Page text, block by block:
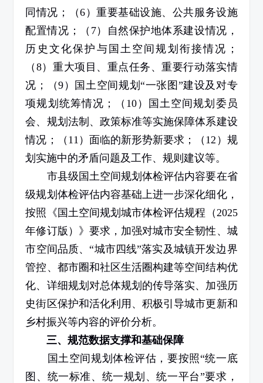
同情况；（6 ）重要基础设施、公共服务设施
配置情况；（ 7）自然保护地体系建设情况，
历史文化保护与国土空间规划衔接情况；
（ 8）重大项目、重点任务、重要行动落实情
况；（9 ）国土空间规划“一张图”建设及对专
项规划统筹情况；（ 10 ）国土空间规划委员
会、规划法制、政策标准等实施保障体系建设
情况；（ 11 ）面临的新形势新要求；（ 12 ）规
划实施中的矛盾问题及工作、规则建议等。
市县级国土空间规划体检评估内容要在省
级规划体检评估内容基础上进一步深化细化，
按照《国土空间规划城市体检评估规程（2025
年修订版）》要求，加强对城市安全韧性、城
市空间品质、“城市四线”落实及城镇开发边界
管控、都市圈和社区生活圈构建等空间结构优
化、详细规划对总体规划的传导落实、加强历
史街区保护和活化利用、积极引导城市更新和
乡村振兴等内容的评价分析。
三、规范数据支撑和基础保障
国土空间规划体检评估，要按照“统一底
图、统一标准、统一规划、统一平台”要求，